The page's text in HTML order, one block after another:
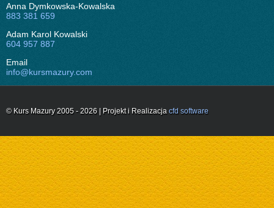
Anna Dymkowska-Kowalska
883 381 659
Adam Karol Kowalski
604 957 887
Email
info@kursmazury.com
© Kurs Mazury 2005 - 2026 | Projekt i Realizacja cfd software